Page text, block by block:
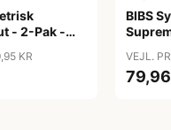
- 2-Pak -
KR
BIBS
Iron/
VEJL.